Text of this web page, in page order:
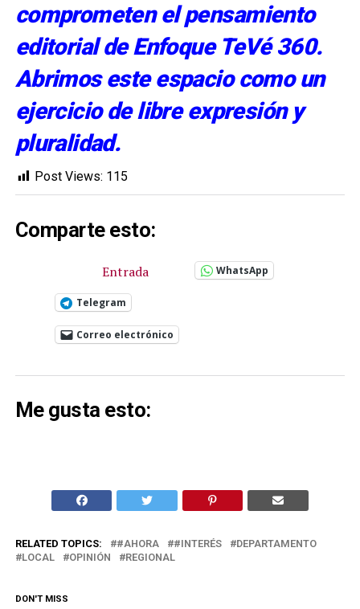
comprometen el pensamiento
editorial de Enfoque TeVé 360.
Abrimos este espacio como un
ejercicio de libre expresión y
pluralidad.
Post Views: 115
Comparte esto:
Entrada WhatsApp
Telegram
Correo electrónico
Me gusta esto:
RELATED TOPICS: #AHORA #INTERÉS
DEPARTAMENTO
LOCAL
OPINIÓN REGIONAL
DON'T MISS